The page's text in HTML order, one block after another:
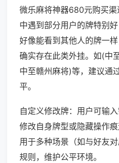
微乐麻将神器680元购买
中遇到部分用户的牌特别
好像能看到其他人的牌一
确实存在此类外挂。如(中
中至赣州麻将)等，建议通
平。
自定义修改牌：用户可输
修改自身牌型或隐藏操作
用于多种场景（如与好友
规则，维护公平环境。